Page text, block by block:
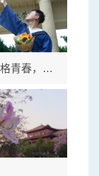
毕业季 | 定格青春，最美记忆！